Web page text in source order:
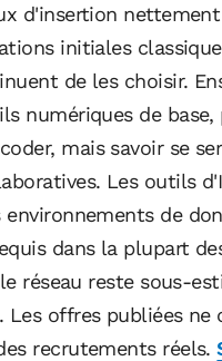
d'insertion
initiales
de les choisir.
numériques de base,
mais savoir se
Les outils
de
dans la plupart
réseau reste sous-
Les offres publiées ne
recrutements réels.